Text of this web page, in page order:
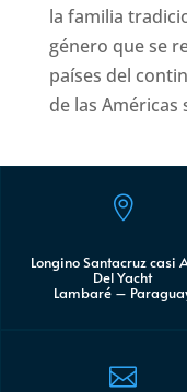
la familia
género que se
países del
de las Américas

Longino Santacruz casi
Del Yacht
Lambaré –
